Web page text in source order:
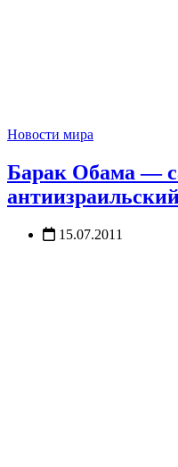
Новости мира
Барак Обама —
15.07.2011